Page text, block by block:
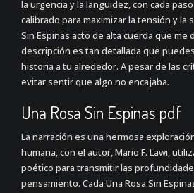
la urgencia y la languidez, con cada
calibrado para maximizar la tensión y la
Sin Espinas acto de alta cuerda que me
descripción es tan detallada que
historia a tu alrededor. A pesar de las
evitar sentir que algo no encajaba.
Una Rosa Sin Espinas pdf
La narración es una hermosa
humana, con el autor, Mario F. Lawi,
poético para transmitir las
pensamiento. Cada Una Rosa Sin